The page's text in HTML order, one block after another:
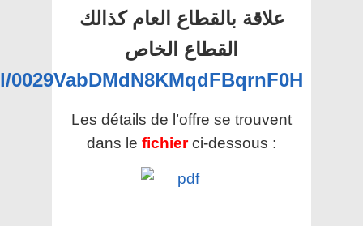
علاقة بالقطاع العام كذالك
القطاع الخاص
Les détails de l’offre se trouvent
dans le fichier ci-dessous :